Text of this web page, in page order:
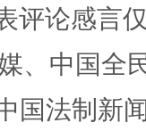
评论感言
、中国全
国法制新